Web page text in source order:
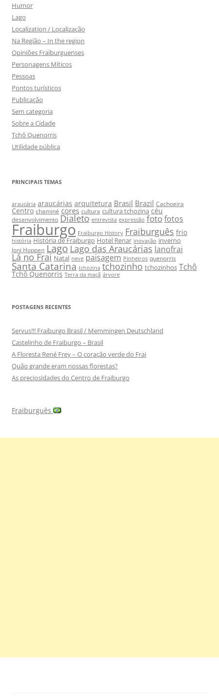
Humor
Lago
Localization / Localização
Na Região – In the region
Opiniões Fraiburguenses
Personagens Míticos
Pessoas
Pontos turísticos
Publicação
Sem categoria
Sobre a Cidade
Tchô Quenorris
Utilidade pública
PRINCIPAIS TEMAS
araucária araucárias arquitetura Brasil Brazil Cachoeira
Centro chaminé cores cultura cultura tchozina céu
desenvolvimento Dialeto entrevista expressão fotofotos
Fraiburgo Fraiburgo History Fraiburguês frio
história História de Fraiburgo Hotel Renar inovação inverno
Joni Hoppen Lago Lago das Araucárias lanofrai
Lá no Frai Natal neve paisagem Pinheiros quenorris
Santa Catarina tchozina tchozinho tchozinhos Tchô
Tchô Quenorris Terra da maçã árvore
POSTAGENS RECENTES
Servus!!! Fraiburgo Brasil / Memmingen Deutschland
Castelinho de Fraiburgo – Brasil
A Floresta René Frey – O coração verde do Frai
Quão grande eram nossas florestas?
As preciosidades do Centro de Fraiburgo
Fraiburguês